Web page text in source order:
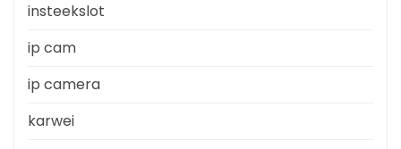
insteekslot
ip cam
ip camera
karwei